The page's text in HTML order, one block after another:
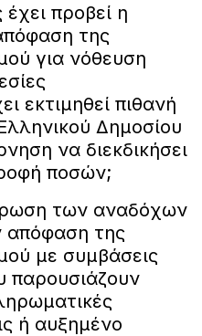
έχει προβεί η
της
για νόθευση
εκτιμηθεί πιθανή
Δημοσίου
να διεκδικήσει
ποσών;
των αναδόχων
απόφαση της
με συμβάσεις
παρουσιάζουν
ή αυξημένο